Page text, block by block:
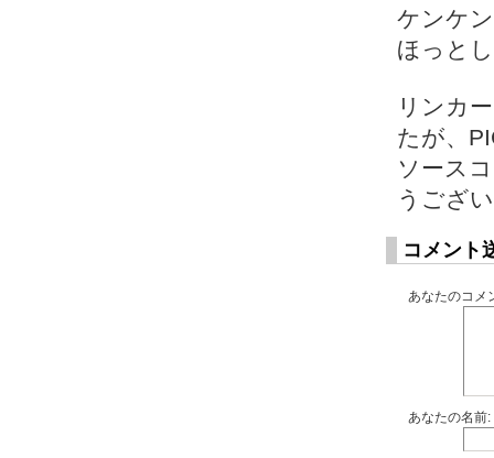
ケンケ
ほっと
リンカ
たが、
ソース
うござ
コメント
あなたのコメ
あなたの名前: